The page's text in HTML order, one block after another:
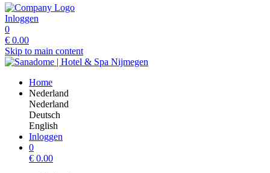
Inloggen
0
€ 0.00
Skip to main content
Home
Nederland
Nederland
Deutsch
English
Inloggen
0
€ 0.00